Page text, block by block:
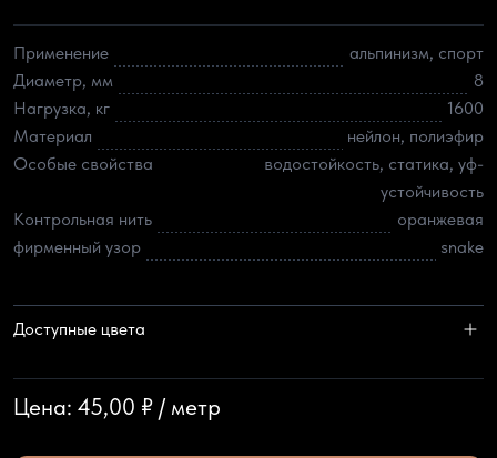
Применение
альпинизм, спорт
Диаметр, мм
8
Нагрузка, кг
1600
Материал
нейлон, полиэфир
Особые свойства
водостойкость, статика, уф-
устойчивость
Контрольная нить
оранжевая
фирменный узор
snake
Доступные цвета
Цена: 45,00 ₽ / метр